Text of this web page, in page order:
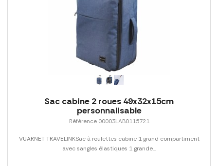
Sac cabine 2 roues 49x32x15cm
personnalisable
Référence 00003LAB0115721
VUARNET TRAVELINKSac à roulettes cabine 1 grand compartiment
avec sangles élastiques 1 grande...